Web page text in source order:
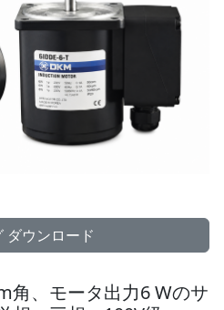
ダウンロード
角、モータ出力6 Wのサ